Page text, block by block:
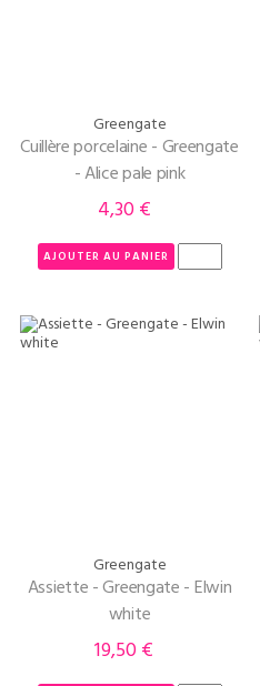
Greengate
Cuillère porcelaine - Greengate
- Alice pale pink
Prix
4,30 €
AJOUTER AU PANIER
Greengate
Assiette - Greengate - Elwin
white
Prix
19,50 €